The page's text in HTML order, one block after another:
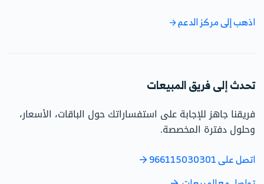
اذهب إلى مركز الدعم
تحدث إلى فريق المبيعات
فريقنا جاهز للإجابة على استفساراتك حول الباقات، الأسعار،
وحلول دفترة المخصصة.
اتصل على 966115030301